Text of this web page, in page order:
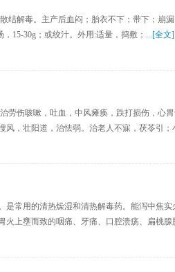
结解毒。主产后血闷；胎衣不下；带下；崩
15-30g；或绞汁。外用:适量，捣敷；...[全文]
劳伤咳嗽，吐血，中风瘫痪，跌打损伤，
风，壮阳道，治怯弱。治老人不寐，茯苓引；
是常用的清热燥湿和清热解毒药。能泻中焦
火上壅而致的咽痛、牙痛、口腔溃疡、扁桃腺